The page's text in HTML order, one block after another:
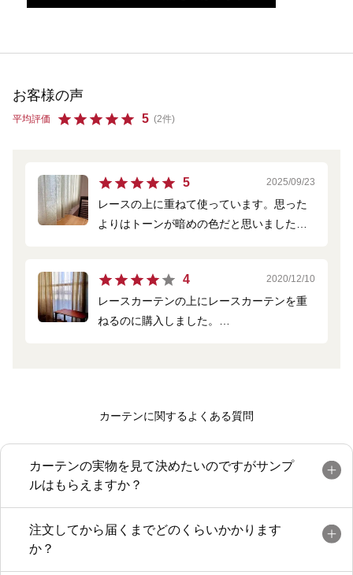
お客様の声
平均評価 5 (2件)
5 2025/09/23
レースの上に重ねて使っています。思った
よりはトーンが暗めの色だと思いました
目が映えて良いです。
4 2020/12/10
レースカーテンの上にレースカーテンを重
ねるのに購入しました。
カーテンに関するよくある質問
カーテンの実物を見て決めたいのですがサンプ
ルはもらえますか？
注文してから届くまでどのくらいかかります
か？